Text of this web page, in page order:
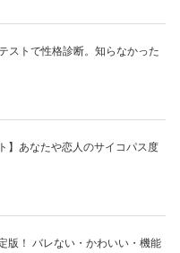
ストで性格診断。知らなかった
】あなたや恋人のサイコパス度
版！ バレない・かわいい・機能